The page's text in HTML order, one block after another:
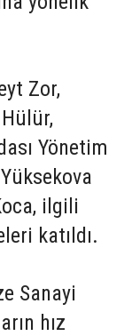
Zor,
Yönetim
ilgili
katıldı.
Sanayi
hız